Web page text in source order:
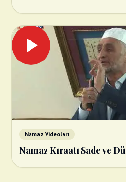
Namaz Videoları
Namaz Kıraatı Sade ve